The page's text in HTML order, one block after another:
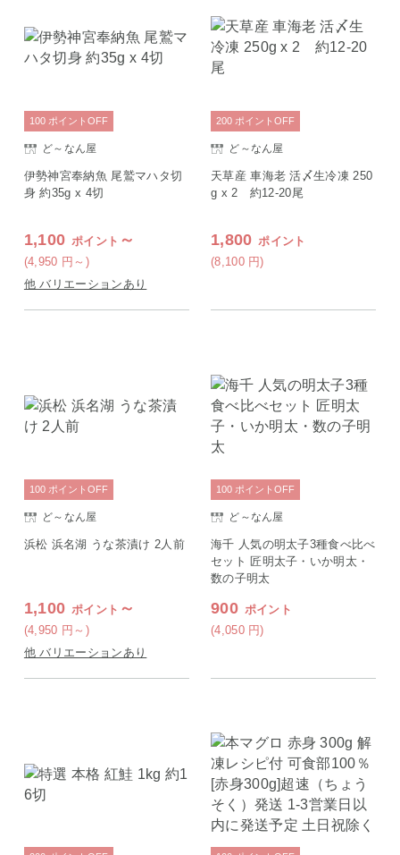
ど～なん屋
伊勢神宮奉納魚 尾鷲マハタ切
身 約35g x 4切
1,100 ポイント ～
(4,950 円 ～)
100 ポイント OFF
他 バリエーションあり
ど～なん屋
天草産 車海老 活〆生冷凍 250
g x 2 約12-20尾
1,800 ポイント
(8,100 円)
200 ポイント OFF
ど～なん屋
浜松 浜名湖 うな茶漬け 2人前
1,100 ポイント ～
(4,950 円 ～)
100 ポイント OFF
他 バリエーションあり
ど～なん屋
海千 人気の明太子3種食べ比べ
セット 匠明太子・いか明太・
数の子明太
900 ポイント
(4,050 円)
100 ポイント OFF